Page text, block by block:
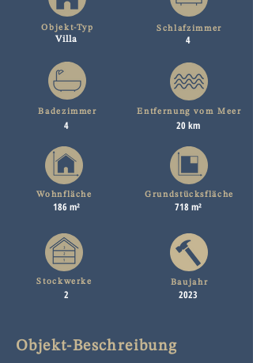
Objekt-Typ
Badezimmer
Schlafzimmer
Entfernung vom Meer
Villa 4
4 20 km
Wohnfläche
Stockwerke
Grundstücksfläche
Baujahr
186 m² 718 m²
2 2023
Objekt-Beschreibung